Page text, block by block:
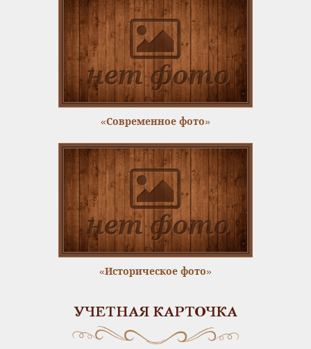
«Современное фото»
«Историческое фото»
УЧЕТНАЯ КАРТОЧКА